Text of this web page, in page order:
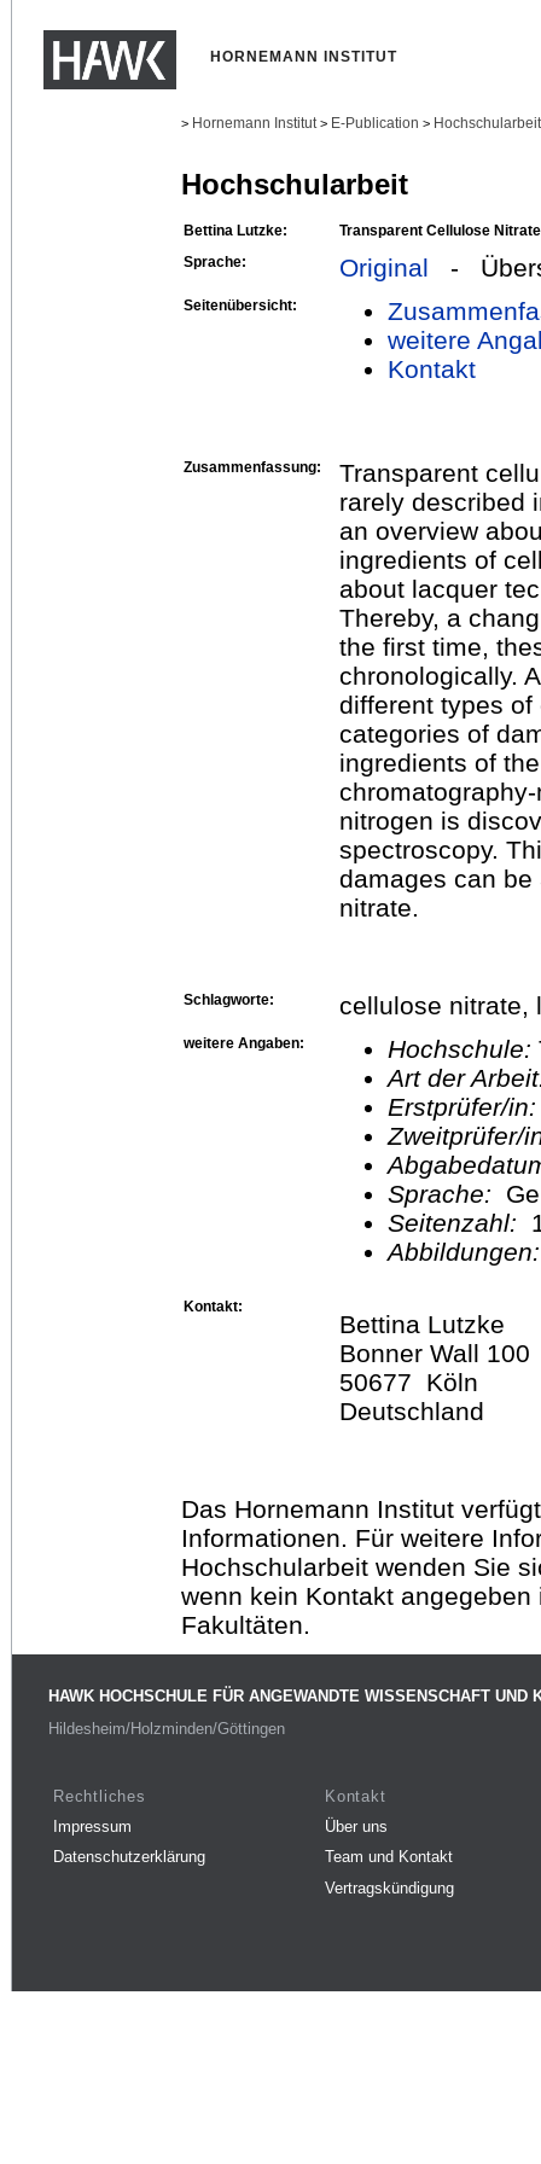
HORNEMANN INSTITUT
> Hornemann Institut > E-Publication >
Hochschularbeit
Bettina Lutzke:
Transparent Cellulose
Sprache:
Original -
Seitenübersicht:
weitere
Kontakt
Zusammenfassung:
Transparent
rarely described
an overview
ingredients of
about lacquer
Thereby, a
the first time,
chronologically.
different types
categories of
ingredients of
nitrogen is
spectroscopy.
damages can
nitrate.
Schlagworte: cellulose nitrate,
weitere Angaben: Hochschule:
Art der
Erstprüfer/
Sprache:
Seitenzahl:
Kontakt:
Bettina Lutzke
Bonner Wall 100
50677 Köln
Deutschland
Das Hornemann Institut
Informationen. Für weitere
Hochschularbeit wenden Sie
wenn kein Kontakt
Fakultäten.
HAWK HOCHSCHULE FÜR ANGEWANDTE WISSENSCHAFT UND
Hildesheim/Holzminden/Göttingen
Rechtliches
Impressum
Datenschutzerklärung
Kontakt
Über uns
Team und Kontakt
Vertragskündigung